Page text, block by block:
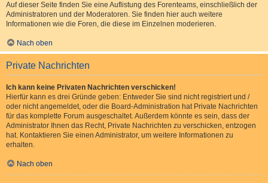
Auf dieser Seite finden Sie eine Auflistung des Forenteams, einschließlich der
Administratoren und der Moderatoren. Sie finden hier auch weitere
Informationen wie die Foren, die diese im Einzelnen moderieren.
Nach oben
Private Nachrichten
Ich kann keine Privaten Nachrichten verschicken!
Hierfür kann es drei Gründe geben: Entweder Sie sind nicht registriert und /
oder nicht angemeldet, oder die Board-Administration hat Private Nachrichten
für das komplette Forum ausgeschaltet. Außerdem könnte es sein, dass der
Administrator Ihnen das Recht, Private Nachrichten zu verschicken, entzogen
hat. Kontaktieren Sie einen Administrator, um weitere Informationen zu
erhalten.
Nach oben